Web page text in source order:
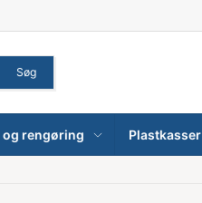
Søg
og rengøring Plastkasser